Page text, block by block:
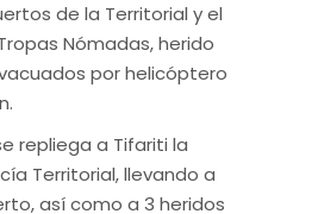
de la Territorial y el
Nómadas, herido
por helicóptero
repliega a Tifariti la
Territorial, llevando a
así como a 3 heridos